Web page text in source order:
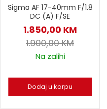
Sigma AF 17-40mm F/1.8
DC (A) F/SE
1.850,00 KM
1.900,00KM
Na zalihi
Dodaj u korpu